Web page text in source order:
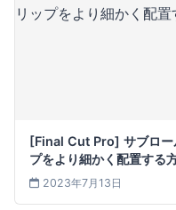
[Final Cut Pro] サブロー
プをより細かく配置する
2023年7月13日